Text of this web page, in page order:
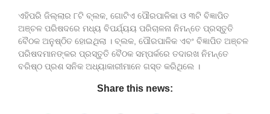
ଏହିପରି ଜିଲ୍ଲାର ୮ଟି ବ୍ଲକ, ଗୋଟିଏ ପୌରପାଳିକା ଓ ୩ଟି ବିଜ୍ଞାପିତ
ଅଞ୍ଚଳ ପରିଷଦରେ ମଧ୍ୟ ବିପର୍ଯ୍ୟୟ ପରିଚାଳନା ନିମନ୍ତେ ପ୍ରସ୍ତୁତି
ବୈଠକ ଅନୁଷ୍ଠିତ ହୋଇଥିଲା । ବ୍ଲକ, ପୌରପାଳିକ ଏବଂ ବିଜ୍ଞାପିତ ଅଞ୍ଚଳ
ପରିଷଦମାନଙ୍କର ପ୍ରସ୍ତୁତି ବୈଠକ ସମ୍ପର୍କରେ ତଦାରଖ ନିମନ୍ତେ
ବରିଷ୍ଠ ପ୍ରଶ ସନିକ ଅଧ୍ୟାକାରୀମାନେ ଗସ୍ତ କରିଥିଲେ ।
Share this news: